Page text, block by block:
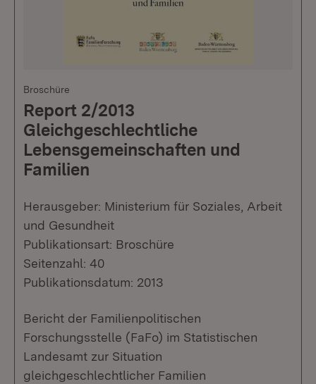
Broschüre
Report 2/2013
Gleichgeschlechtliche
Lebensgemeinschaften und
Familien
Herausgeber: Ministerium für Soziales, Arbeit
und Gesundheit
Publikationsart: Broschüre
Seitenzahl: 40
Publikationsdatum: 2013
Bericht der Familienpolitischen
Forschungsstelle (FaFo) im Statistischen
Landesamt zur Situation
gleichgeschlechtlicher Familien